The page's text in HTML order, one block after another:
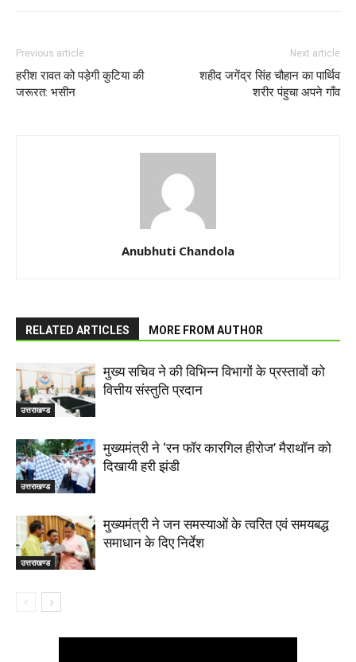
Previous article
हरीश रावत को पड़ेगी कुटिया की
जरूरत: भसीन
Next article
शहीद जगेंद्र सिंह चौहान का पार्थिव
शरीर पंहुचा अपने गाँव
Anubhuti Chandola
RELATED ARTICLES MORE FROM AUTHOR
उत्तराखण्ड
मुख्य सचिव ने की विभिन्न विभागों के प्रस्तावों को
वित्तीय संस्तुति प्रदान
उत्तराखण्ड
मुख्यमंत्री ने ‘रन फॉर कारगिल हीरोज’ मैराथॉन को
दिखायी हरी झंडी
उत्तराखण्ड
मुख्यमंत्री ने जन समस्याओं के त्वरित एवं समयबद्ध
समाधान के दिए निर्देश